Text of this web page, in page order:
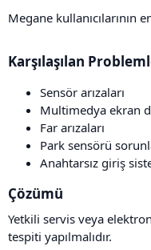
Megane kullanıcılarının
Karşılaşılan
Sensör arızaları
Multimedya ekran
Far arızaları
Park sensörü
Anahtarsız giriş
Çözümü​
Yetkili servis veya
tespiti yapılmalıdır.